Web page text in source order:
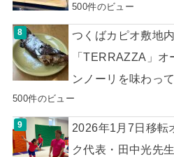
500件のビュー
つくばカピオ敷地
「TERRAZZA」
ンノーリを味わっ
500件のビュー
2026年1月7日移転
ク代表・田中光先